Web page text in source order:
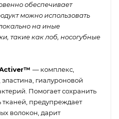
обеспечивает
можно использовать
на иные
такие как лоб, носогубные
Activer™ — комплекс,
гиалуроновой
Помогает сохранить
тканей, предупреждает
волокон, дарит